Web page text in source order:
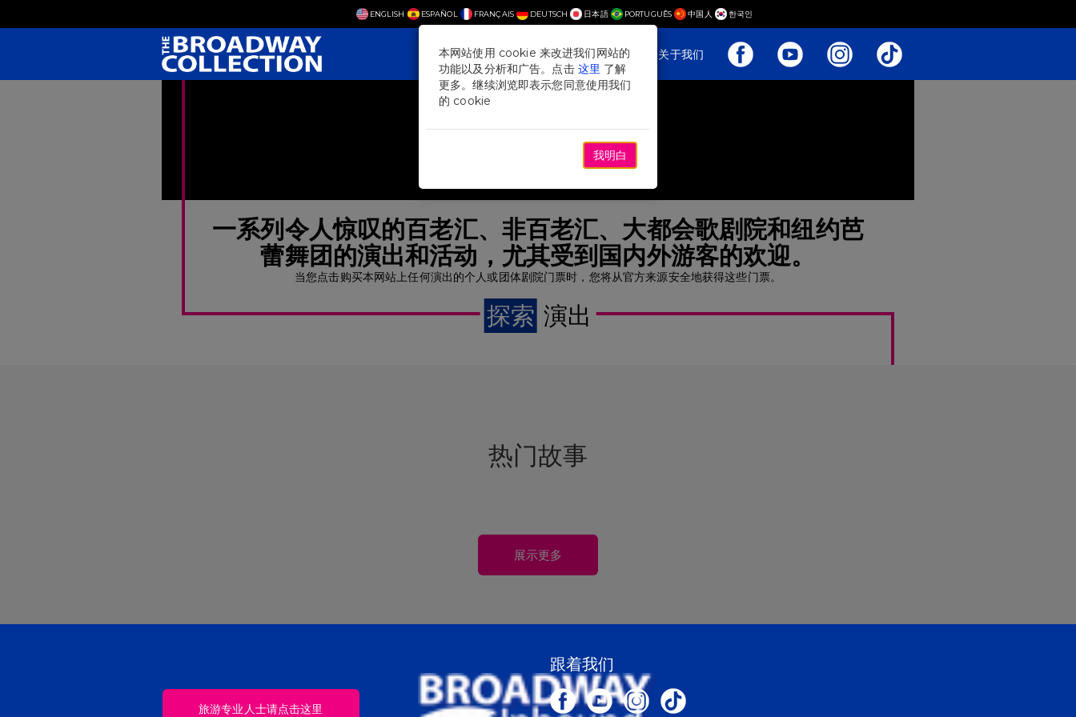
ENGLISH ESPAÑOL FRANÇAIS DEUTSCH 日本語 PORTUGUÊS 中国人 한국인
演出 Plan Your Visit 新聞與專題 关于我们
一系列令人惊叹的百老汇、非百老汇、大都会歌剧院和纽约芭
蕾舞团的演出和活动，尤其受到国内外游客的欢迎。
当您点击购买本网站上任何演出的个人或团体剧院门票时，您将从官方来源安全地获得这些门票。
探索 演出
热门故事
展示更多
本网站使用 cookie 来改进我们网站的
功能以及分析和广告。点击 这里 了解
更多。继续浏览即表示您同意使用我们
的 cookie
我明白
旅游专业人士请点击这里
跟着我们